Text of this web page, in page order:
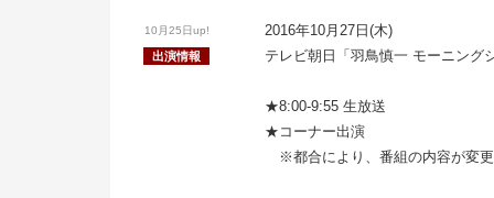
10月25日up!
出演情報
2016年10月27日(木)
テレビ朝日「羽鳥慎一 モーニング
★8:00-9:55 生放送
★コーナー出演
※都合により、番組の内容が変